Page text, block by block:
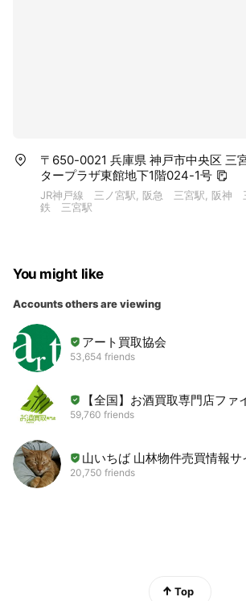
〒650-0021 兵庫県 神戸市中央区 三
タープラザ東館地下1階024-1号
JR神戸線 三ノ宮駅, 阪急 三宮駅, 阪神
鉄 三宮駅
You might like
Accounts others are viewing
アート買取協会
53,654 friends
【全国】お酒買取専門店ファ
59,760 friends
山いちば 山林物件売買情報サ
20,750 friends
Top